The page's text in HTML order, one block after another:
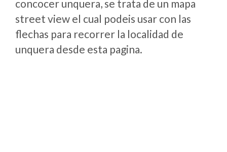
concocer unquera, se trata de un mapa
street view el cual podeis usar con las
flechas para recorrer la localidad de
unquera desde esta pagina.